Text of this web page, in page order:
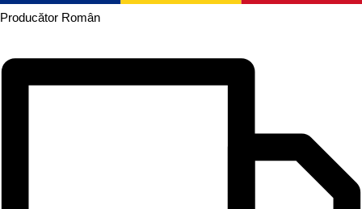
Producător Român